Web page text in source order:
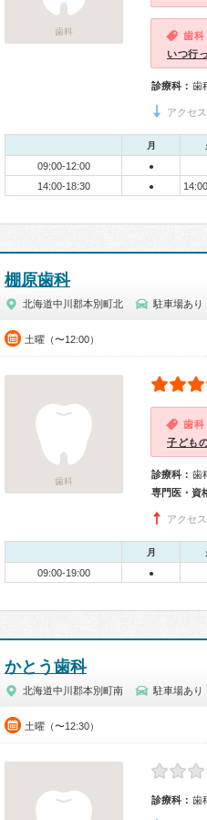
歯科 歯科
いつ行
診療科： 歯
アクセ
月
09:00-12:00 ●
14:00-18:30 ●
棚原歯科
北海道中川郡本別町北 駐車場あり
土曜（〜12:00）
歯科
歯科
子ども
診療科： 歯
専門医・資
アクセ
月
09:00-19:00 ●
かとう歯科
北海道中川郡本別町南 駐車場あり
土曜（〜12:30）
診療科： 歯